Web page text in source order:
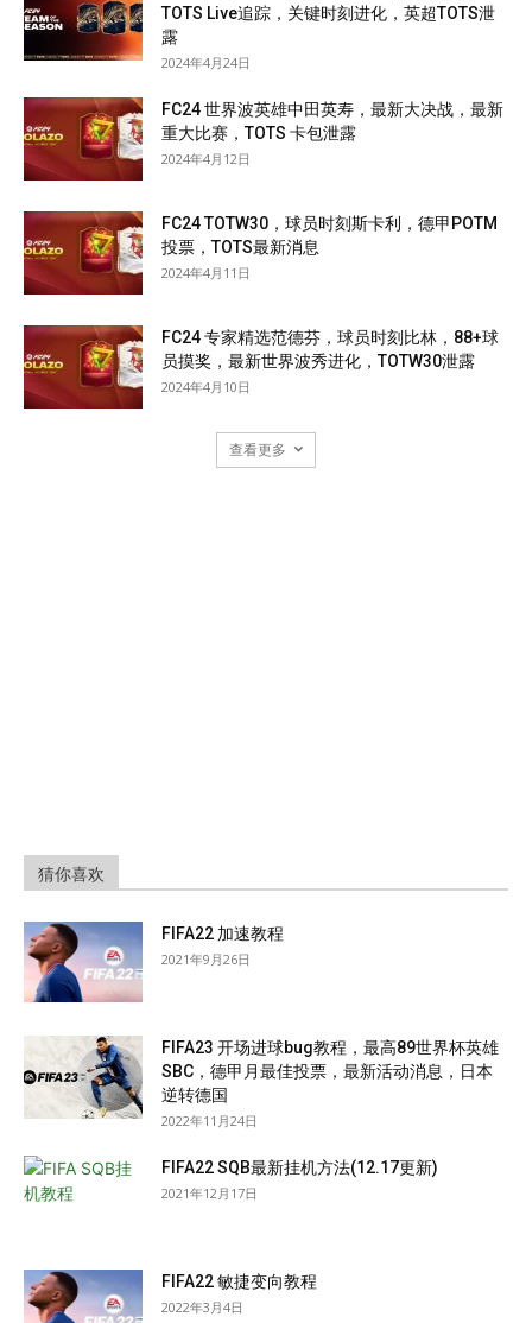
TOTS Live追踪，关键时刻进化，英超TOTS泄
露
2024年4月24日
FC24 世界波英雄中田英寿，最新大决战，最新
重大比赛，TOTS 卡包泄露
2024年4月12日
FC24 TOTW30，球员时刻斯卡利，德甲POTM
投票，TOTS最新消息
2024年4月11日
FC24 专家精选范德芬，球员时刻比林，88+球
员摸奖，最新世界波秀进化，TOTW30泄露
2024年4月10日
查看更多
猜你喜欢
FIFA22 加速教程
2021年9月26日
FIFA23 开场进球bug教程，最高89世界杯英雄
SBC，德甲月最佳投票，最新活动消息，日本
逆转德国
2022年11月24日
FIFA22 SQB最新挂机方法(12.17更新)
2021年12月17日
FIFA22 敏捷变向教程
2022年3月4日